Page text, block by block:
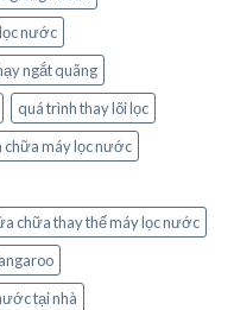
nước
ngắt quãng
quá trình thay lõi lọc
chữa máy lọc nước
chữa thay thế máy lọc nước
tại nhà